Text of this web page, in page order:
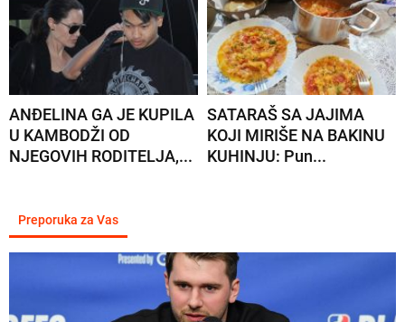
ANĐELINA GA JE KUPILA
U KAMBODŽI OD
NJEGOVIH RODITELJA,...
SATARAŠ SA JAJIMA
KOJI MIRIŠE NA BAKINU
KUHINJU: Pun...
Preporuka za Vas